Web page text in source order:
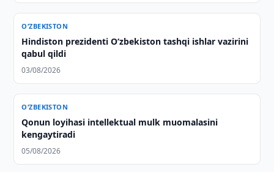
O‘ZBEKISTON
Hindiston prezidenti O‘zbekiston tashqi ishlar vazirini
qabul qildi
03/08/2026
O‘ZBEKISTON
Qonun loyihasi intellektual mulk muomalasini
kengaytiradi
05/08/2026